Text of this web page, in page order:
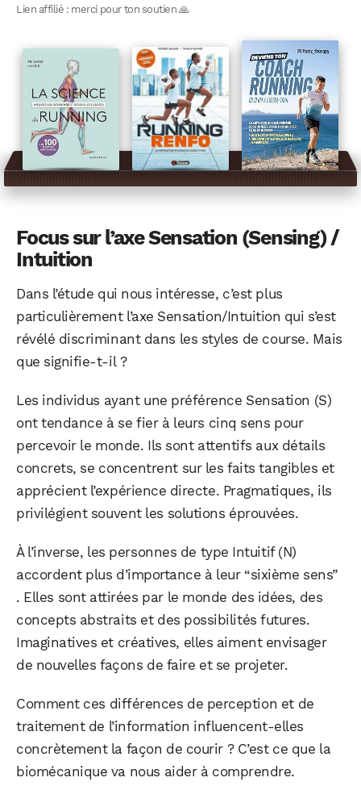
Lien affilié : merci pour ton soutien 🙏
Focus sur l’axe Sensation (Sensing) /
Intuition
Dans l’étude qui nous intéresse, c’est plus
particulièrement l’axe Sensation/Intuition qui s’est
révélé discriminant dans les styles de course. Mais
que signifie-t-il ?
Les individus ayant une préférence Sensation (S)
ont tendance à se fier à leurs cinq sens pour
percevoir le monde. Ils sont attentifs aux détails
concrets, se concentrent sur les faits tangibles et
apprécient l’expérience directe. Pragmatiques, ils
privilégient souvent les solutions éprouvées.
À l’inverse, les personnes de type Intuitif (N)
accordent plus d’importance à leur “sixième sens”
. Elles sont attirées par le monde des idées, des
concepts abstraits et des possibilités futures.
Imaginatives et créatives, elles aiment envisager
de nouvelles façons de faire et se projeter.
Comment ces différences de perception et de
traitement de l’information influencent-elles
concrètement la façon de courir ? C’est ce que la
biomécanique va nous aider à comprendre.